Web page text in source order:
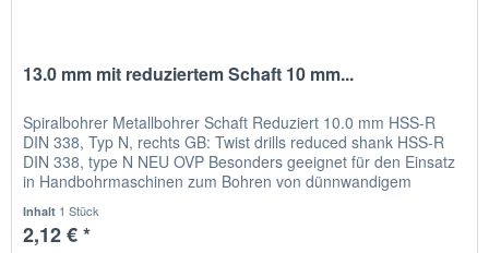
13.0 mm mit reduziertem Schaft 10 mm...
Spiralbohrer Metallbohrer Schaft Reduziert 10.0 mm HSS-R
DIN 338, Typ N, rechts GB: Twist drills reduced shank HSS-R
DIN 338, type N NEU OVP Besonders geeignet für den Einsatz
in Handbohrmaschinen zum Bohren von dünnwandigem
Inhalt 1 Stück
2,12 € *